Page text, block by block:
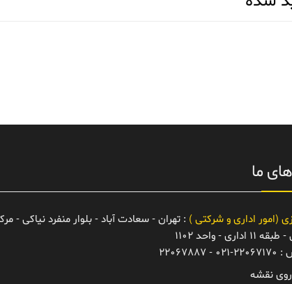
ما
(امور اداری و شرکتی ) : تهران - سعادت آباد - بلوار منفرد نیاکی -
- واحد 1102
:
021-22067170 - 22067887
نقشه